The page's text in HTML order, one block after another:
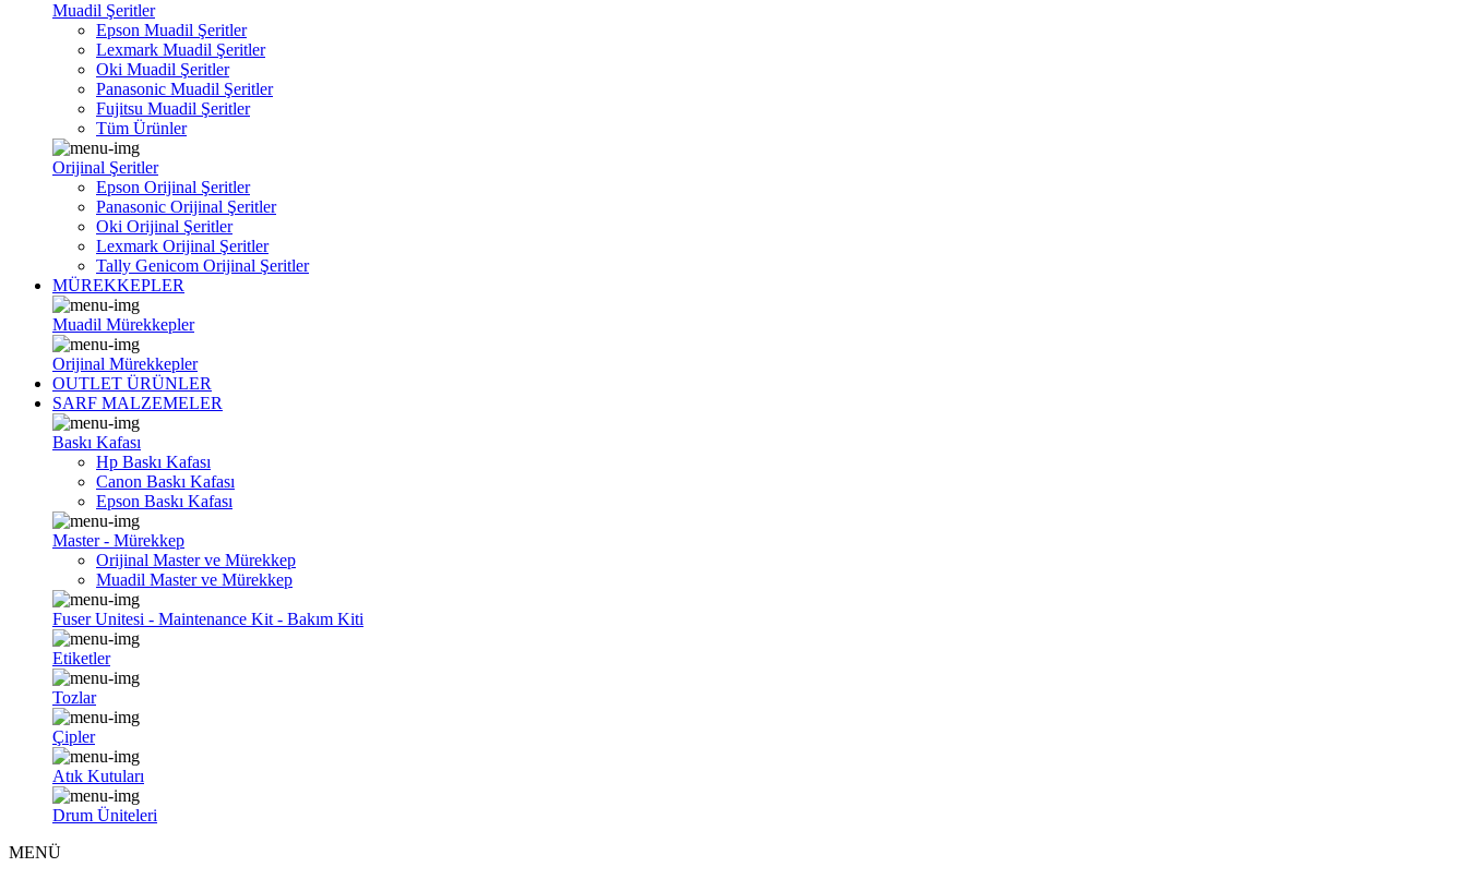
Muadil Şeritler
Epson Muadil Şeritler
Lexmark Muadil Şeritler
Oki Muadil Şeritler
Panasonic Muadil Şeritler
Fujitsu Muadil Şeritler
Tüm Ürünler
Orijinal Şeritler
Epson Orijinal Şeritler
Panasonic Orijinal Şeritler
Oki Orijinal Şeritler
Lexmark Orijinal Şeritler
Tally Genicom Orijinal Şeritler
MÜREKKEPLER
Muadil Mürekkepler
Orijinal Mürekkepler
OUTLET ÜRÜNLER
SARF MALZEMELER
Baskı Kafası
Hp Baskı Kafası
Canon Baskı Kafası
Epson Baskı Kafası
Master - Mürekkep
Orijinal Master ve Mürekkep
Muadil Master ve Mürekkep
Fuser Unitesi - Maintenance Kit - Bakım Kiti
Etiketler
Tozlar
Çipler
Atık Kutuları
Drum Üniteleri
MENÜ